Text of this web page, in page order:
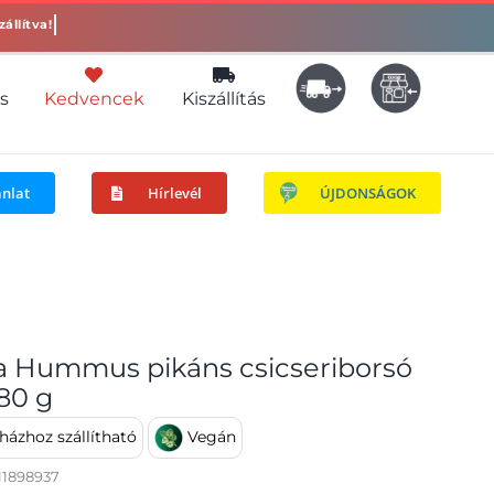
Kedvencek Kiszállítás
Hírlevél ÚJDONSÁGOK
Hummus pikáns csicseriborsó
g
szállítható Vegán